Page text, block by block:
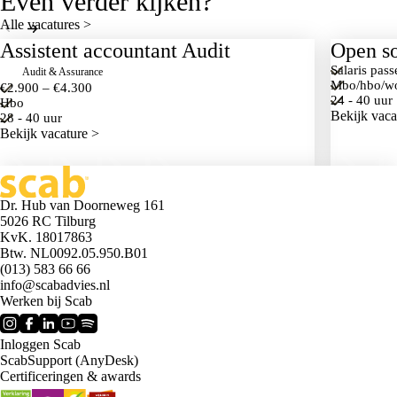
Alle vacatures >
Assistent accountant Audit
Audit & Assurance
€2.900 – €4.300
hbo
28 - 40 uur
Bekijk vacature >
Open
Salaris
mbo/hbo/
24 - 40 uur
Bekijk
Dr. Hub van Doorneweg 161
5026 RC Tilburg
KvK. 18017863
Btw. NL0092.05.950.B01
(013) 583 66 66
info@scabadvies.nl
Werken bij Scab
Inloggen Scab
ScabSupport (AnyDesk)
Certificeringen & awards